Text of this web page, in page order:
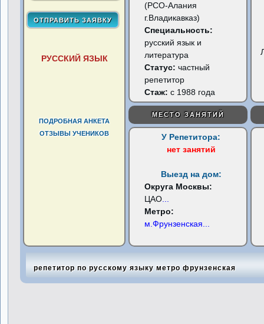
РУССКИЙ ЯЗЫК
ПОДРОБНАЯ АНКЕТА
ОТЗЫВЫ УЧЕНИКОВ
(РСО-Алания
г.Владикавказ)
Специальность:
русский язык и
литература
Статус:частный
репетитор
Стаж: с 1988 года
МЕСТО ЗАНЯТИЙ
У Репетитора:
нет занятий
Выезд на дом:
Округа Москвы:
ЦАО
Метро:
м.Фрунзенская
репетитор по русскому языку метро фрунзенская